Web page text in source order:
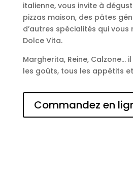
italienne, vous invite à
pizzas maison, des pâtes
d’autres spécialités qui
Dolce Vita.
Margherita, Reine, Calzone…
les goûts, tous les appétits
Commandez en